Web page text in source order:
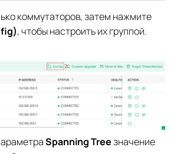
коммутаторов, затем нажмите
, чтобы настроить их группой.
Spanning Treeзначение